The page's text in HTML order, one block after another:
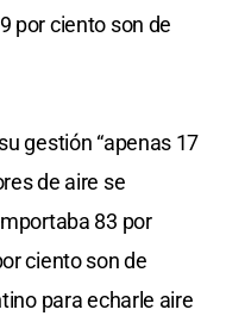
por ciento son de
gestión “apenas 17
de aire se
83 por
ciento son de
para echarle aire